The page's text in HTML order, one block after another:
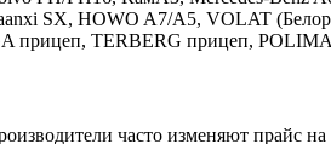
SX, HOWO A7/A5, VOLAT
прицеп, TERBERG прицеп,
- производители часто